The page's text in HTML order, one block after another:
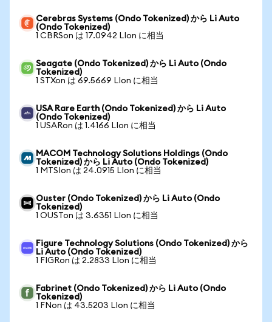
Cerebras Systems (Ondo Tokenized) から Li Auto
(Ondo Tokenized)
1 CBRSon は 17.0942 LIon に相当
Seagate (Ondo Tokenized) から Li Auto (Ondo
Tokenized)
1 STXon は 69.5669 LIon に相当
USA Rare Earth (Ondo Tokenized) から Li Auto
(Ondo Tokenized)
1 USARon は 1.4166 LIon に相当
MACOM Technology Solutions Holdings (Ondo
Tokenized) から Li Auto (Ondo Tokenized)
1 MTSIon は 24.0915 LIon に相当
Ouster (Ondo Tokenized) から Li Auto (Ondo
Tokenized)
1 OUSTon は 3.6351 LIon に相当
Figure Technology Solutions (Ondo Tokenized) から
Li Auto (Ondo Tokenized)
1 FIGRon は 2.2833 LIon に相当
Fabrinet (Ondo Tokenized) から Li Auto (Ondo
Tokenized)
1 FNon は 43.5203 LIon に相当